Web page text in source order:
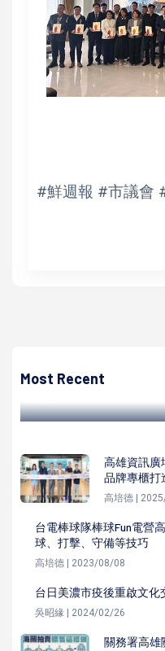
#鮮週報 #市議會
Most Recent
小時
高雄資訊廣
品牌專櫃打
高培德 |
台電棒球隊棒球Fun電營
球、打擊、守備等技巧
高培德 | 2023/08/08
台日美濃市疫後重啟文化
吳昭緣 | 2024/02/26
關務署高雄